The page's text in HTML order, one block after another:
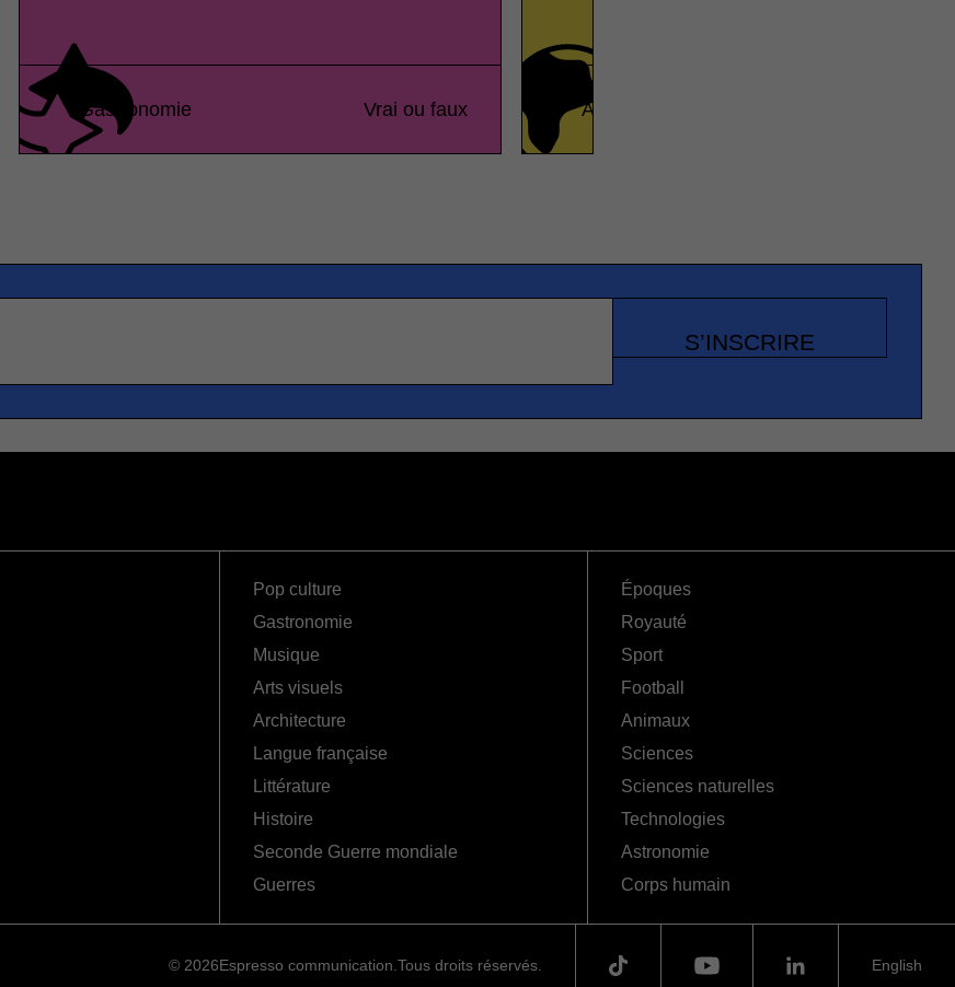
Gastronomie Vrai ou faux Amériques
S’INSCRIRE
Pop culture
Gastronomie
Musique
Arts visuels
Architecture
Langue française
Littérature
Histoire
Seconde Guerre mondiale
Guerres
Époques
Royauté
Sport
Football
Animaux
Sciences
Sciences naturelles
Technologies
Astronomie
Corps humain
© 2026Espresso communication.Tous droits réservés. English